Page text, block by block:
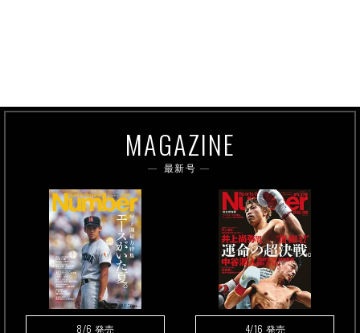
MAGAZINE
最新号
8/6 発売 4/16 発売